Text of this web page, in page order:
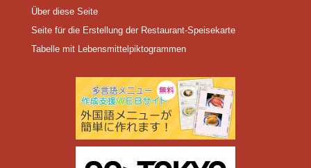
Über diese Seite
Seite für die Erstellung der Restaurant-Speisekarte
Tabelle mit Lebensmittelpiktogrammen